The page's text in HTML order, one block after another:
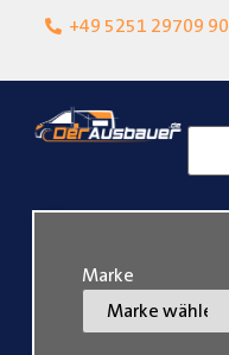
+49 5251 29709 90
Lokalgeschäft in
Marke